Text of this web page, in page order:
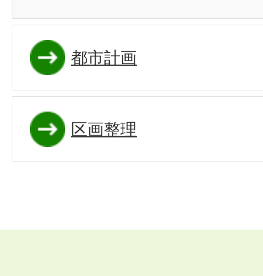
都市計画
区画整理